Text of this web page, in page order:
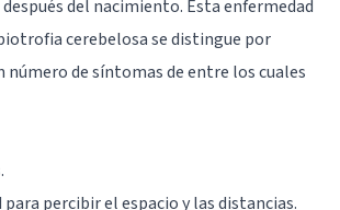
del nacimiento. Esta enfermedad
cerebelosa se distingue por
número de síntomas de entre los cuales
.
percibir el espacio y las distancias.